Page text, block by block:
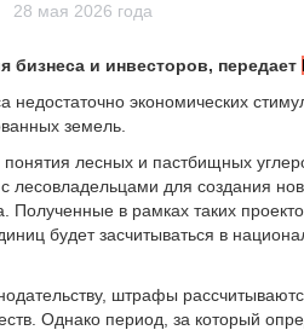
28 мая 2026 года
и инвесторов, передает
недостаточно экономических
земель.
понятия лесных и пастбищных
лесовладельцами для создания
Полученные в рамках таких
будет засчитываться в
штрафы
Однако период, за который